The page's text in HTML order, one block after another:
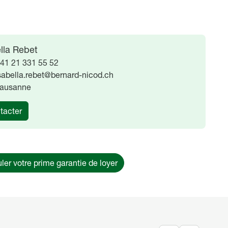
Rebet
21 331 55 52
nicod.ch
votre prime garantie de loyer